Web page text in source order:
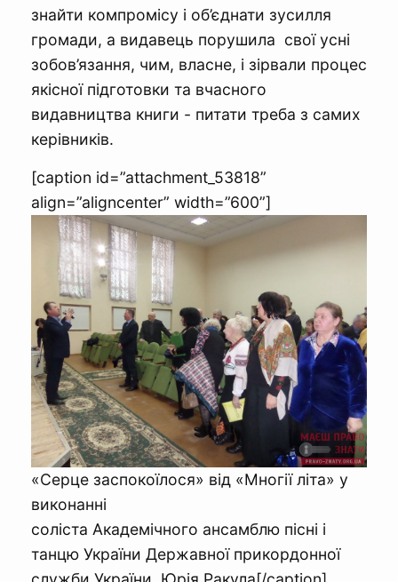
знайти компромісу і об’єднати зусилля
громади, а видавець порушила свої усні
зобов’язання, чим, власне, і зірвали процес
якісної підготовки та вчасного
видавництва книги - питати треба з самих
керівників.
[caption id=”attachment_53818”
align=”aligncenter” width=”600”]
«Серце заспокоїлося» від «Многії літа» у
виконанні
соліста Академічного ансамблю пісні і
танцю України Державної прикордонної